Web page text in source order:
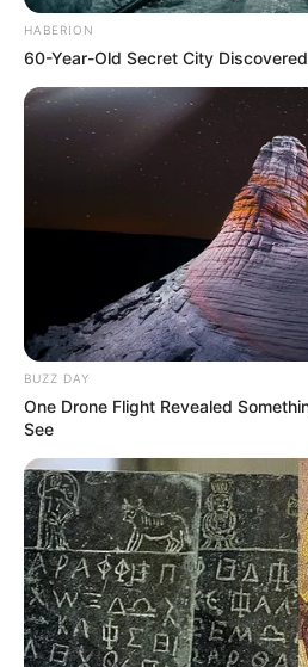
VEJA A RECEITA AQUI
14. Cantor
HABERION
60-Year-Old Secret City
BUZZ DAY
One Drone Flight Revealed
See